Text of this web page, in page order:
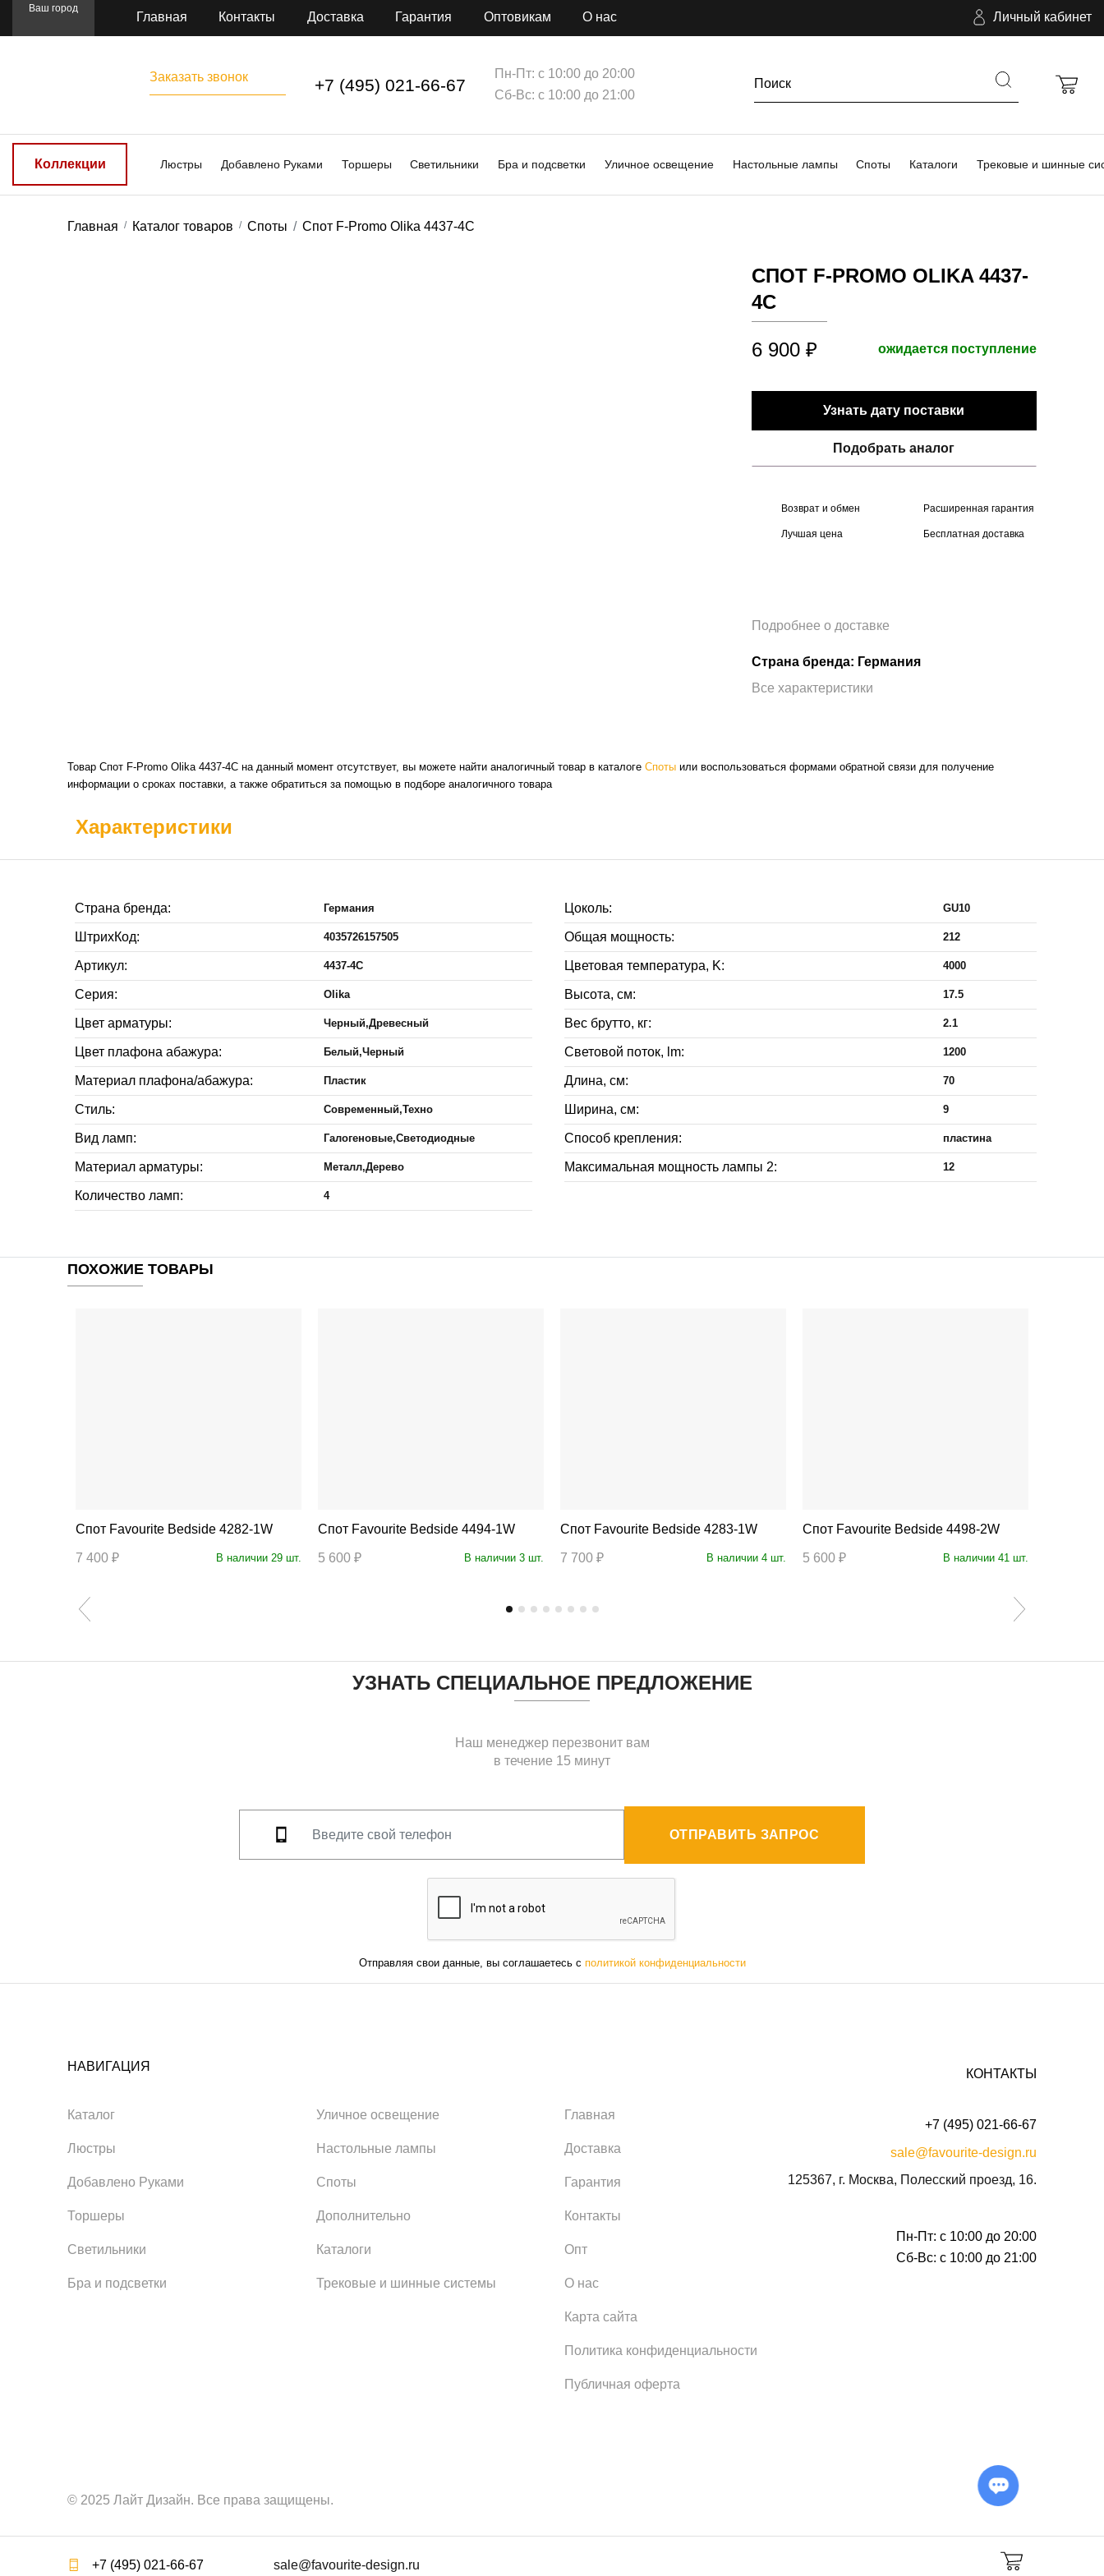
Ваш город
Главная Контакты Доставка Гарантия Оптовикам О нас Личный кабинет
Заказать звонок +7 (495) 021-66-67
Пн-Пт: с 10:00 до 20:00
Сб-Вс: с 10:00 до 21:00
Коллекции Люстры Добавлено Руками Торшеры Светильники Бра и подсветки Уличное освещение Настольные лампы Споты Каталоги Трековые и шинные
Главная Каталог товаров Споты Спот F-Promo Olika 4437-4C
СПОТ F-PROMO OLIKA 4437-
4C
6 900 ₽ ожидается поступление
Узнать дату поставки
Подобрать аналог
Возврат и обмен Расширенная гарантия
Лучшая цена Бесплатная доставка
Подробнее о доставке
Страна бренда: Германия
Все характеристики
Товар Спот F-Promo Olika 4437-4C на данный момент отсутствует, вы можете найти аналогичный товар в каталоге Споты или воспользоваться формами обратной связи для получение
информации о сроках поставки, а также обратиться за помощью в подборе аналогичного товара
Характеристики
Страна бренда: Германия
ШтрихКод: 4035726157505
Артикул: 4437-4C
Серия: Olika
Цвет арматуры: Черный,Древесный
Цвет плафона абажура: Белый,Черный
Материал плафона/абажура: Пластик
Стиль: Современный,Техно
Вид ламп: Галогеновые,Светодиодные
Материал арматуры: Металл,Дерево
Количество ламп: 4
Цоколь: GU10
Общая мощность: 212
Цветовая температура, K: 4000
Высота, см: 17.5
Вес брутто, кг: 2.1
Световой поток, lm: 1200
Длина, см: 70
Ширина, см: 9
Способ крепления: пластина
Максимальная мощность лампы 2: 12
ПОХОЖИЕ ТОВАРЫ
Спот Favourite Bedside 4282-1W
7 400 ₽ В наличии 29 шт.
Спот Favourite Bedside 4494-1W
5 600 ₽ В наличии 3 шт.
Спот Favourite Bedside 4283-1W
7 700 ₽ В наличии 4 шт.
Спот Favourite Bedside 4498-2W
5 600 ₽ В наличии 41 шт.
+7 (495) 021-66-67 sale@favourite-design.ru
УЗНАТЬ СПЕЦИАЛЬНОЕ ПРЕДЛОЖЕНИЕ
Наш менеджер перезвонит вам
в течение 15 минут
ОТПРАВИТЬ ЗАПРОС
Отправляя свои данные, вы соглашаетесь с политикой конфиденциальности
НАВИГАЦИЯ
Каталог
Люстры
Добавлено Руками
Торшеры
Светильники
Бра и подсветки
Уличное освещение
Настольные лампы
Споты
Дополнительно
Каталоги
Трековые и шинные системы
Главная
Доставка
Гарантия
Контакты
Опт
О нас
Карта сайта
Политика конфиденциальности
Публичная оферта
КОНТАКТЫ
+7 (495) 021-66-67
sale@favourite-design.ru
125367, г. Москва, Полесский проезд, 16.
Пн-Пт: с 10:00 до 20:00
Сб-Вс: с 10:00 до 21:00
© 2025 Лайт Дизайн. Все права защищены.